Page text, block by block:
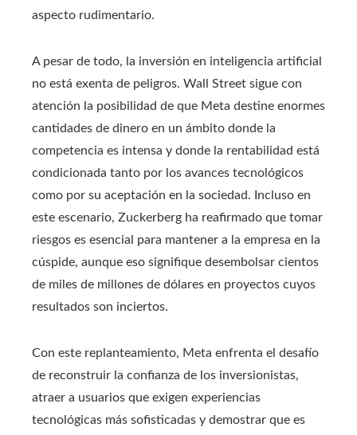
aspecto rudimentario.
A pesar de todo, la inversión en inteligencia artificial
no está exenta de peligros. Wall Street sigue con
atención la posibilidad de que Meta destine enormes
cantidades de dinero en un ámbito donde la
competencia es intensa y donde la rentabilidad está
condicionada tanto por los avances tecnológicos
como por su aceptación en la sociedad. Incluso en
este escenario, Zuckerberg ha reafirmado que tomar
riesgos es esencial para mantener a la empresa en la
cúspide, aunque eso signifique desembolsar cientos
de miles de millones de dólares en proyectos cuyos
resultados son inciertos.
Con este replanteamiento, Meta enfrenta el desafío
de reconstruir la confianza de los inversionistas,
atraer a usuarios que exigen experiencias
tecnológicas más sofisticadas y demostrar que es